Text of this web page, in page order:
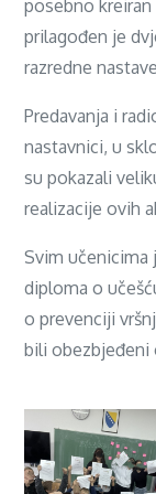
posebno
prilagođen je
razredne
Predavanja i
nastavnici, u
su pokazali
realizacije ovih
Svim učenicima
diploma o
o prevenciji
bili obezbjeđeni